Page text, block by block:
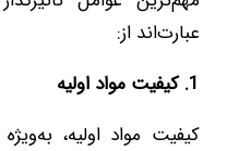
عبارت‌اند از:
1. کیفیت مواد اولیه
کیفیت مواد اولیه، به‌ویژه